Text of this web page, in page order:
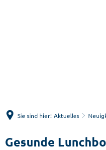
Sie sind hier: Aktuelles
Gesunde